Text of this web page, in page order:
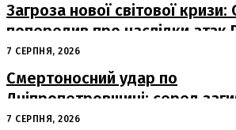
Загроза нової світової кризи:
попередив про наслідки атак
судна
7 СЕРПНЯ, 2026
Смертоносний удар по
Дніпропетровщині: серед
– працівники «Укрпошти»
7 СЕРПНЯ, 2026